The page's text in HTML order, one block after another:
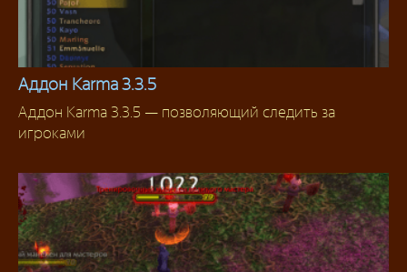
Аддоны 3.3.5
Аддон Karma 3.3.5
Аддон Karma 3.3.5 — позволяющий следить за
игроками